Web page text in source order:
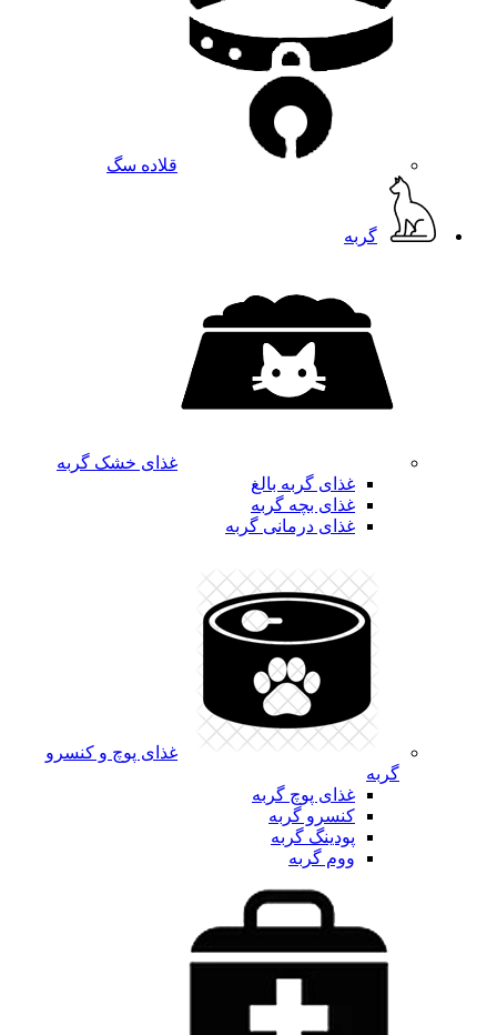
قلاده سگ
گربه
غذای خشک گربه
غذای گربه بالغ
غذای بچه گربه
غذای درمانی گربه
غذای پوچ و کنسرو
گربه
غذای پوچ گربه
کنسرو گربه
پودینگ گربه
ووم گربه